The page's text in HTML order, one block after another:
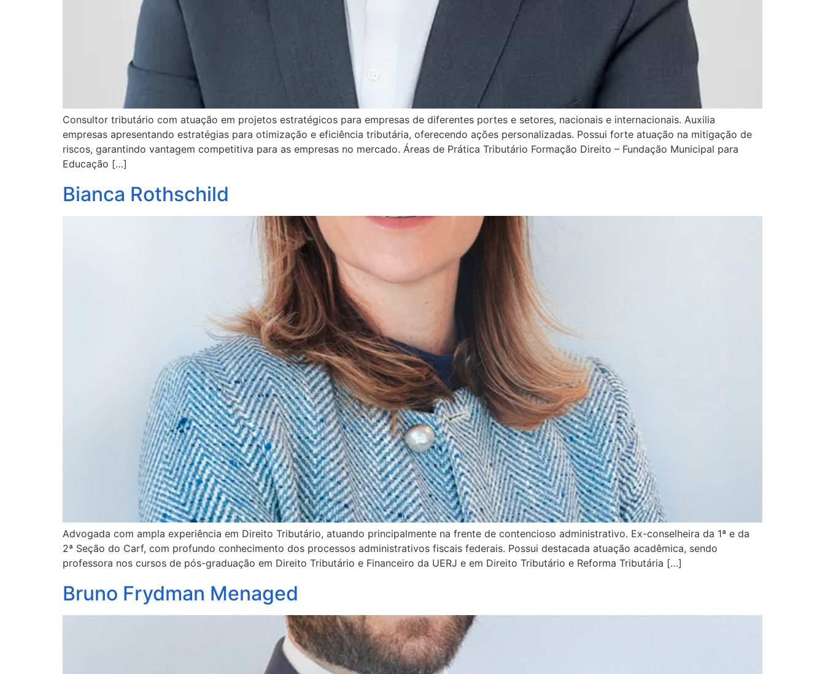
Consultor tributário com atuação em projetos estratégicos para empresas de diferentes portes e setores, nacionais e internacionais. Auxilia
empresas apresentando estratégias para otimização e eficiência tributária, oferecendo ações personalizadas. Possui forte atuação na mitigação de
riscos, garantindo vantagem competitiva para as empresas no mercado. Áreas de Prática Tributário Formação Direito – Fundação Municipal para
Educação […]
Bianca Rothschild
Advogada com ampla experiência em Direito Tributário, atuando principalmente na frente de contencioso administrativo. Ex-conselheira da 1ª e da
2ª Seção do Carf, com profundo conhecimento dos processos administrativos fiscais federais. Possui destacada atuação acadêmica, sendo
professora nos cursos de pós-graduação em Direito Tributário e Financeiro da UERJ e em Direito Tributário e Reforma Tributária […]
Bruno Frydman Menaged